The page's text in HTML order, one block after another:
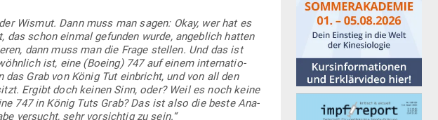
Wismut. Dann muss man sagen: Okay, wer hat es
das schon einmal gefunden wurde, angeblich hatten
dann muss man die Frage stellen. Und das ist
ist, eine (Boeing) 747 auf einem inter­na­tio­
Grab von König Tut ein­bricht, und von all den
Ergibt doch keinen Sinn, oder? Weil es noch keine
747 in König Tuts Grab? Das ist also die beste Ana­
ver­sucht, sehr vor­sichtig zu sein.“